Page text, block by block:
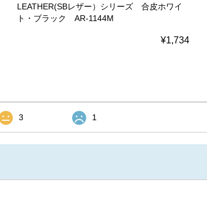
LEATHER(SBレザー）シリーズ 合皮ホワイ
ト・ブラック AR-1144M
¥1,734
3 1